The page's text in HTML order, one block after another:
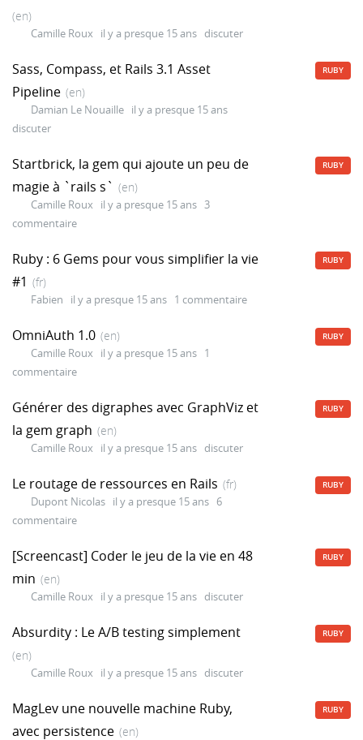
(en)
Camille Roux il y a presque 15 ans discuter
Sass, Compass, et Rails 3.1 Asset
Pipeline (en)
Damian Le Nouaille il y a presque 15 ans
discuter
RUBY
Startbrick, la gem qui ajoute un peu de
magie à `rails s` (en)
Camille Roux il y a presque 15 ans 3
commentaire
RUBY
Ruby : 6 Gems pour vous simplifier la vie
#1 (fr)
Fabien il y a presque 15 ans 1 commentaire
RUBY
OmniAuth 1.0 (en)
Camille Roux il y a presque 15 ans 1
commentaire
RUBY
Générer des digraphes avec GraphViz et
la gem graph (en)
Camille Roux il y a presque 15 ans discuter
RUBY
Le routage de ressources en Rails (fr)
Dupont Nicolas il y a presque 15 ans 6
commentaire
RUBY
[Screencast] Coder le jeu de la vie en 48
min (en)
Camille Roux il y a presque 15 ans discuter
RUBY
Absurdity : Le A/B testing simplement
(en)
Camille Roux il y a presque 15 ans discuter
RUBY
MagLev une nouvelle machine Ruby,
avec persistence (en)
RUBY